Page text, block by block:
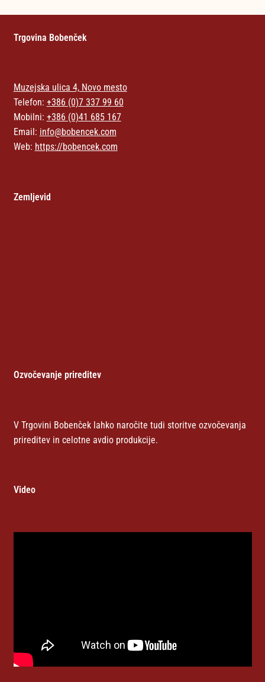
Trgovina Bobenček
Muzejska ulica 4, Novo mesto
Telefon: +386 (0)7 337 99 60
Mobilni: +386 (0)41 685 167
Email: info@bobencek.com
Web: https://bobencek.com
Zemljevid
Ozvočevanje prireditev
V Trgovini Bobenček lahko naročite tudi storitve ozvočevanja
prireditev in celotne avdio produkcije.
Video